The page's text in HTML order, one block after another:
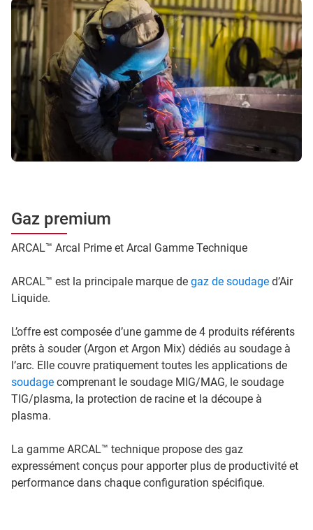
Gaz premium
ARCAL™ Arcal Prime et Arcal Gamme Technique
ARCAL™ est la principale marque de gaz de soudage d’Air
Liquide.
L’offre est composée d’une gamme de 4 produits référents
prêts à souder (Argon et Argon Mix) dédiés au soudage à
l’arc. Elle couvre pratiquement toutes les applications de
soudage comprenant le soudage MIG/MAG, le soudage
TIG/plasma, la protection de racine et la découpe à
plasma.
La gamme ARCAL™ technique propose des gaz
expressément conçus pour apporter plus de productivité et
performance dans chaque configuration spécifique.